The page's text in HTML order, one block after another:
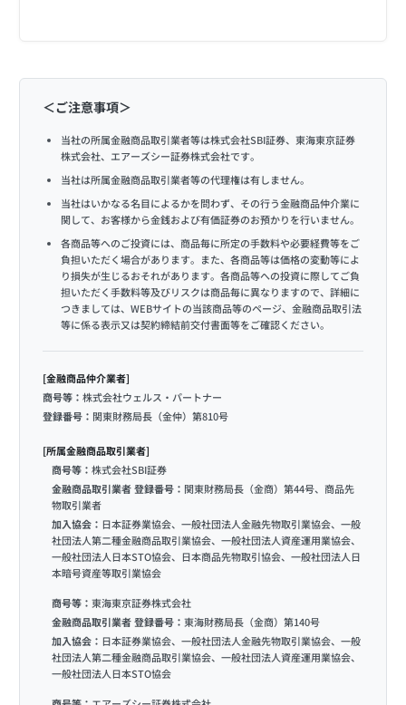
＜ご注意事項＞
当社の所属金融商品取引業者等は株式会社SBI証券、東海東京証券
株式会社、エアーズシー証券株式会社です。
当社は所属金融商品取引業者等の代理権は有しません。
当社はいかなる名目によるかを問わず、その行う金融商品仲介業に
関して、お客様から金銭および有価証券のお預かりを行いません。
各商品等へのご投資には、商品毎に所定の手数料や必要経費等をご
負担いただく場合があります。また、各商品等は価格の変動等によ
り損失が生じるおそれがあります。各商品等への投資に際してご負
担いただく手数料等及びリスクは商品毎に異なりますので、詳細に
つきましては、WEBサイトの当該商品等のページ、金融商品取引法
等に係る表示又は契約締結前交付書面等をご確認ください。
[金融商品仲介業者]
商号等： 株式会社ウェルス・パートナー
登録番号： 関東財務局長（金仲）第810号
[所属金融商品取引業者]
商号等： 株式会社SBI証券
金融商品取引業者 登録番号： 関東財務局長（金商）第44号、商品先
物取引業者
加入協会： 日本証券業協会、一般社団法人金融先物取引業協会、一般
社団法人第二種金融商品取引業協会、一般社団法人資産運用業協会、
一般社団法人日本STO協会、日本商品先物取引協会、一般社団法人日
本暗号資産等取引業協会
商号等： 東海東京証券株式会社
金融商品取引業者 登録番号： 東海財務局長（金商）第140号
加入協会： 日本証券業協会、一般社団法人金融先物取引業協会、一般
社団法人第二種金融商品取引業協会、一般社団法人資産運用業協会、
一般社団法人日本STO協会